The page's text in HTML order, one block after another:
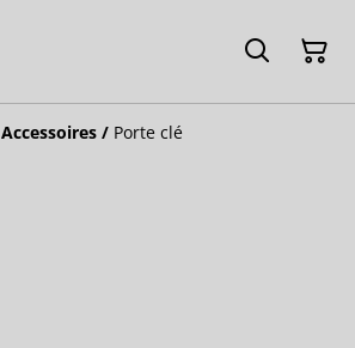
Accessoires / Porte clé